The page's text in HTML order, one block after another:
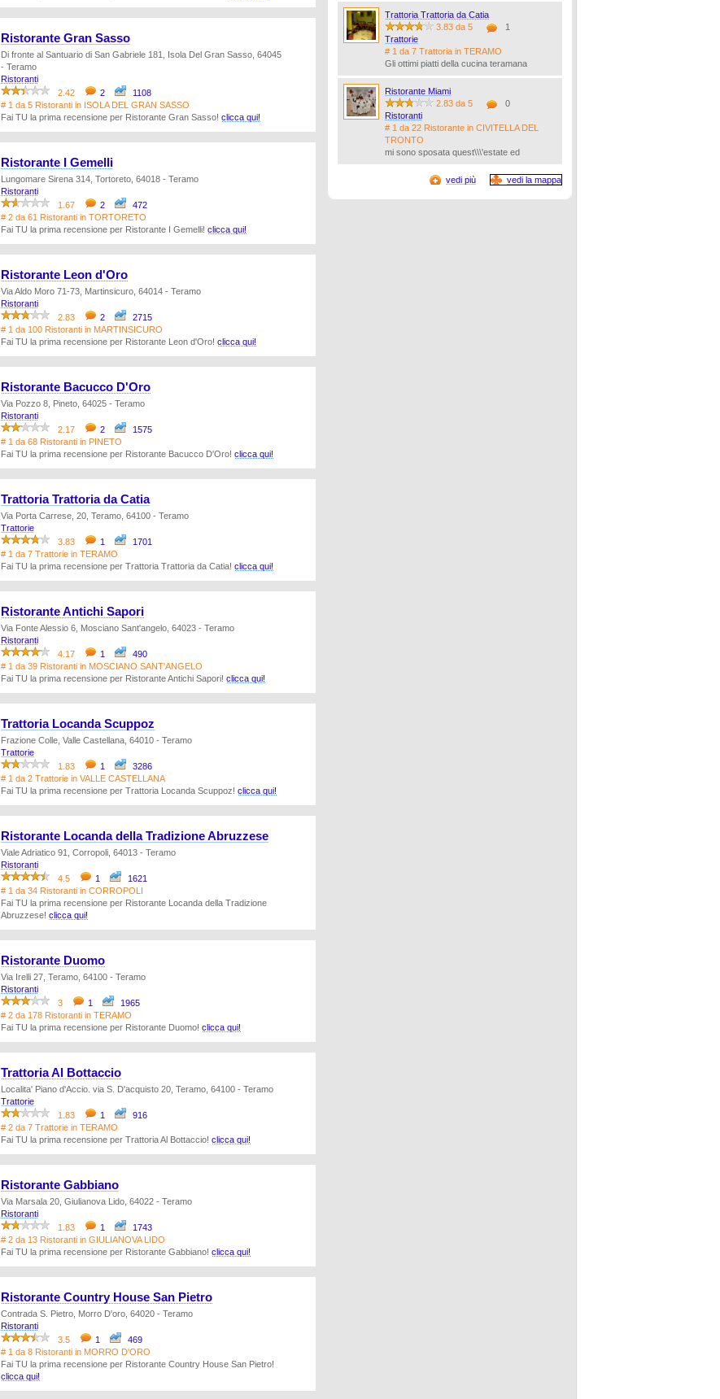
Ristorante Gran Sasso
Di fronte al Santuario di San Gabriele 181, Isola Del Gran Sasso, 64045
- Teramo
Ristoranti
2.42
2
1108
# 1 da 5 Ristoranti in ISOLA DEL GRAN SASSO
Fai TU la prima recensione per Ristorante Gran Sasso! clicca qui!
Ristorante I Gemelli
Lungomare Sirena 314, Tortoreto, 64018 - Teramo
Ristoranti
1.67
2
472
# 2 da 61 Ristoranti in TORTORETO
Fai TU la prima recensione per Ristorante I Gemelli! clicca qui!
Ristorante Leon d'Oro
Via Aldo Moro 71-73, Martinsicuro, 64014 - Teramo
Ristoranti
2.83
2
2715
# 1 da 100 Ristoranti in MARTINSICURO
Fai TU la prima recensione per Ristorante Leon d'Oro! clicca qui!
Ristorante Bacucco D'Oro
Via Pozzo 8, Pineto, 64025 - Teramo
Ristoranti
2.17
2
1575
# 1 da 68 Ristoranti in PINETO
Fai TU la prima recensione per Ristorante Bacucco D'Oro! clicca qui!
Trattoria Trattoria da Catia
Via Porta Carrese, 20, Teramo, 64100 - Teramo
Trattorie
3.83
1
1701
# 1 da 7 Trattorie in TERAMO
Fai TU la prima recensione per Trattoria Trattoria da Catia! clicca qui!
Ristorante Antichi Sapori
Via Fonte Alessio 6, Mosciano Sant'angelo, 64023 - Teramo
Ristoranti
4.17
1
490
# 1 da 39 Ristoranti in MOSCIANO SANT'ANGELO
Fai TU la prima recensione per Ristorante Antichi Sapori! clicca qui!
Trattoria Locanda Scuppoz
Frazione Colle, Valle Castellana, 64010 - Teramo
Trattorie
1.83
1
3286
# 1 da 2 Trattorie in VALLE CASTELLANA
Fai TU la prima recensione per Trattoria Locanda Scuppoz! clicca qui!
Ristorante Locanda della Tradizione Abruzzese
Viale Adriatico 91, Corropoli, 64013 - Teramo
Ristoranti
4.5
1
1621
# 1 da 34 Ristoranti in CORROPOLI
Fai TU la prima recensione per Ristorante Locanda della Tradizione
Abruzzese! clicca qui!
Ristorante Duomo
Via Irelli 27, Teramo, 64100 - Teramo
Ristoranti
3
1
1965
# 2 da 178 Ristoranti in TERAMO
Fai TU la prima recensione per Ristorante Duomo! clicca qui!
Trattoria Al Bottaccio
Localita' Piano d'Accio. via S. D'acquisto 20, Teramo, 64100 - Teramo
Trattorie
1.83
1
916
# 2 da 7 Trattorie in TERAMO
Fai TU la prima recensione per Trattoria Al Bottaccio! clicca qui!
Ristorante Gabbiano
Via Marsala 20, Giulianova Lido, 64022 - Teramo
Ristoranti
1.83
1
1743
# 2 da 13 Ristoranti in GIULIANOVA LIDO
Fai TU la prima recensione per Ristorante Gabbiano! clicca qui!
Ristorante Country House San Pietro
Contrada S. Pietro, Morro D'oro, 64020 - Teramo
Ristoranti
3.5
1
469
# 1 da 8 Ristoranti in MORRO D'ORO
Fai TU la prima recensione per Ristorante Country House San Pietro!
clicca qui!
Trattoria Trattoria da Catia
3.83 da 5
1
Trattorie
# 1 da 7 Trattoria in TERAMO
Gli ottimi piatti della cucina teramana
Ristorante Miami
2.83 da 5
0
Ristoranti
# 1 da 22 Ristorante in CIVITELLA DEL
TRONTO
mi sono sposata quest\\\'estate ed
vedi più vedi la mappa